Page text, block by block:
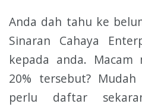
Anda dah tahu ke
Sinaran Cahaya
kepada anda.
20% tersebut?
perlu daftar